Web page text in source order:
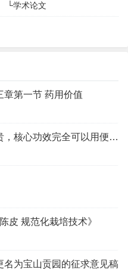
└学术论文
章第一节 药用价值
网友：化橘红那么贵，核心功效完全可以用便宜的橘红、陈皮完美代替吗？
皮 规范化栽培技术》
名为宝山贡园的征求意见稿